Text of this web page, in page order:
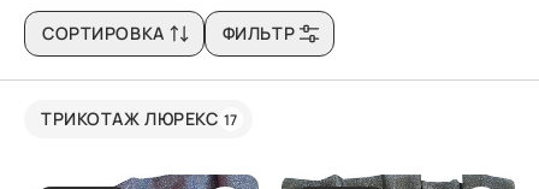
СОРТИРОВКА ФИЛЬТР
ТРИКОТАЖ ЛЮРЕКС 17